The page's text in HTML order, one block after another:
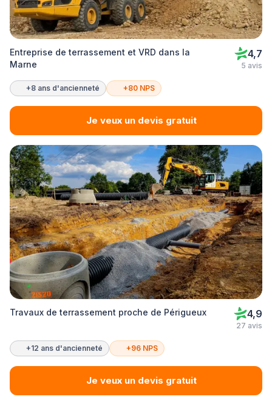
Entreprise de terrassement et VRD dans la
Marne
4,7
5 avis
+8 ans d'ancienneté +80 NPS
Je veux un devis gratuit
Travaux de terrassement proche de Périgueux 4,9
27 avis
+12 ans d'ancienneté +96 NPS
Je veux un devis gratuit